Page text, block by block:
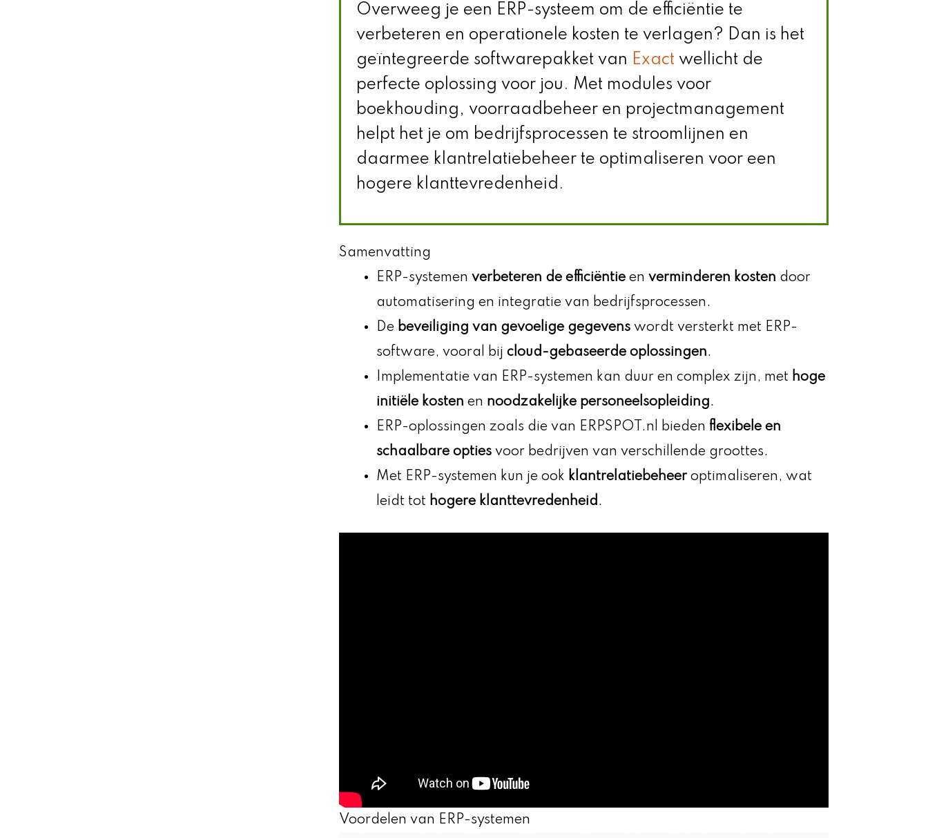
Overweeg je een ERP-systeem om de efficiëntie te
verbeteren en operationele kosten te verlagen? Dan is het
geïntegreerde softwarepakket van Exact wellicht de
perfecte oplossing voor jou. Met modules voor
boekhouding, voorraadbeheer en projectmanagement
helpt het je om bedrijfsprocessen te stroomlijnen en
daarmee klantrelatiebeheer te optimaliseren voor een
hogere klanttevredenheid.
Samenvatting
ERP-systemen verbeteren de efficiëntie en verminderen kosten door
automatisering en integratie van bedrijfsprocessen.
De beveiliging van gevoelige gegevens wordt versterkt met ERP-
software, vooral bij cloud-gebaseerde oplossingen.
Implementatie van ERP-systemen kan duur en complex zijn, met hoge
initiële kosten en noodzakelijke personeelsopleiding.
ERP-oplossingen zoals die van ERPSPOT.nl bieden flexibele en
schaalbare opties voor bedrijven van verschillende groottes.
Met ERP-systemen kun je ook klantrelatiebeheeroptimaliseren, wat
leidt tot hogere klanttevredenheid .
Voordelen van ERP-systemen